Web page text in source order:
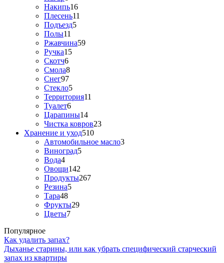
Накипь16
Плесень11
Подъезд5
Полы11
Ржавчина59
Ручка15
Скотч6
Смола8
Снег97
Стекло5
Территория11
Туалет6
Царапины14
Чистка ковров23
Хранение и уход510
Автомобильное масло3
Виноград5
Вода4
Овощи142
Продукты267
Резина5
Тара48
Фрукты29
Цветы7
Популярное
Как удалить запах?
Дыханье старины, или как убрать специфический старческий
запах из квартиры